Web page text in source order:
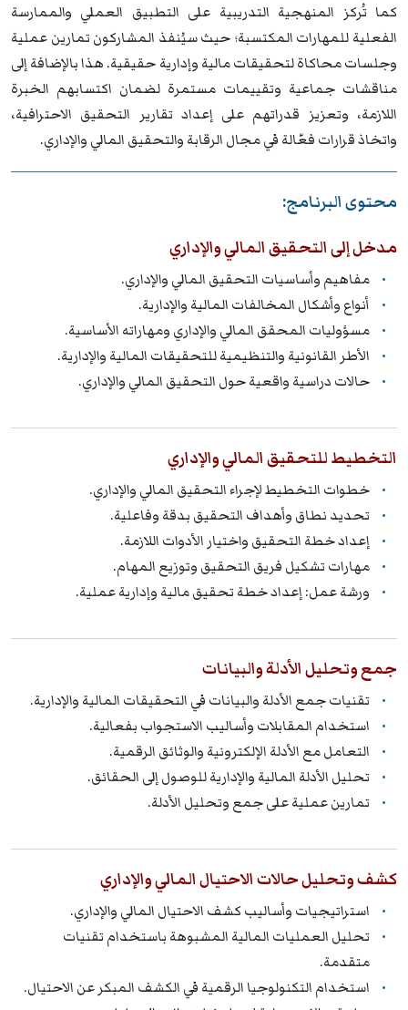
كما تُركز المنهجية التدريبية على التطبيق العملي والممارسة
الفعلية للمهارات المكتسبة؛ حيث سيُنفذ المشاركون تمارين عملية
وجلسات محاكاة لتحقيقات مالية وإدارية حقيقية. هذا بالإضافة إلى
مناقشات جماعية وتقييمات مستمرة لضمان اكتسابهم الخبرة
اللازمة، وتعزيز قدراتهم على إعداد تقارير التحقيق الاحترافية،
واتخاذ قرارات فعّالة في مجال الرقابة والتحقيق المالي والإداري.
محتوى البرنامج:
مدخل إلى التحقيق المالي والإداري
مفاهيم وأساسيات التحقيق المالي والإداري.
أنواع وأشكال المخالفات المالية والإدارية.
مسؤوليات المحقق المالي والإداري ومهاراته الأساسية.
الأطر القانونية والتنظيمية للتحقيقات المالية والإدارية.
حالات دراسية واقعية حول التحقيق المالي والإداري.
التخطيط للتحقيق المالي والإداري
خطوات التخطيط لإجراء التحقيق المالي والإداري.
تحديد نطاق وأهداف التحقيق بدقة وفاعلية.
إعداد خطة التحقيق واختيار الأدوات اللازمة.
مهارات تشكيل فريق التحقيق وتوزيع المهام.
ورشة عمل: إعداد خطة تحقيق مالية وإدارية عملية.
جمع وتحليل الأدلة والبيانات
تقنيات جمع الأدلة والبيانات في التحقيقات المالية والإدارية.
استخدام المقابلات وأساليب الاستجواب بفعالية.
التعامل مع الأدلة الإلكترونية والوثائق الرقمية.
تحليل الأدلة المالية والإدارية للوصول إلى الحقائق.
تمارين عملية على جمع وتحليل الأدلة.
كشف وتحليل حالات الاحتيال المالي والإداري
استراتيجيات وأساليب كشف الاحتيال المالي والإداري.
تحليل العمليات المالية المشبوهة باستخدام تقنيات
متقدمة.
استخدام التكنولوجيا الرقمية في الكشف المبكر عن الاحتيال.